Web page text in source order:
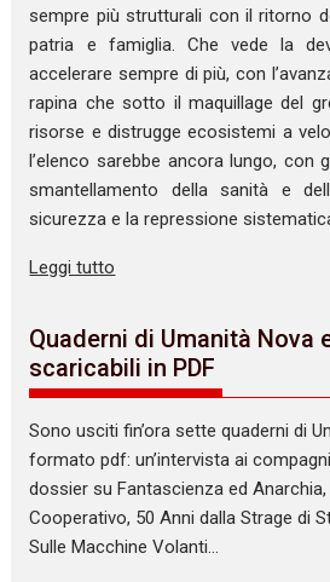
sempre più strutturali con il ritorno
patria e famiglia. Che vede la
accelerare sempre di più, con
rapina che sotto il maquillage del
risorse e distrugge ecosistemi a
l’elenco sarebbe ancora lungo, con
smantellamento della sanità e
sicurezza e la repressione
Leggi tutto
Quaderni di Umanità Nova
scaricabili in PDF
Sono usciti fin’ora sette quaderni di
formato pdf: un’intervista ai
dossier su Fantascienza ed
Cooperativo, 50 Anni dalla Strage di
Sulle Macchine Volanti…